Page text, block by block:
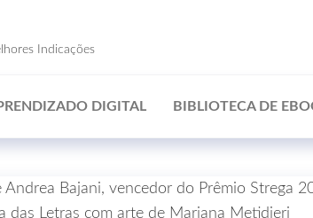
Indicações
DIGITAL BIBLIOTECA DE